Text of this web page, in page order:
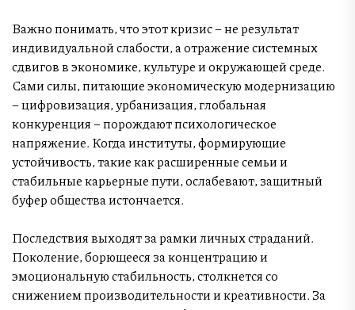
Важно понимать, что этот кризис – не результат
индивидуальной слабости, а отражение системных
сдвигов в экономике, культуре и окружающей среде.
Сами силы, питающие экономическую модернизацию
– цифровизация, урбанизация, глобальная
конкуренция – порождают психологическое
напряжение. Когда институты, формирующие
устойчивость, такие как расширенные семьи и
стабильные карьерные пути, ослабевают, защитный
буфер общества истончается.
Последствия выходят за рамки личных страданий.
Поколение, борющееся за концентрацию и
эмоциональную стабильность, столкнется со
снижением производительности и креативности. За